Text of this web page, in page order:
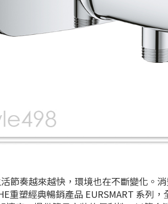
節奏越來越快，環境也在不斷變化。
重塑經典暢銷產品 EURSMART 系列